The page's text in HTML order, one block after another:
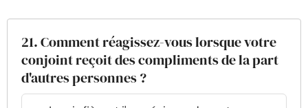
21. Comment réagissez-vous lorsque votre
conjoint reçoit des compliments de la part
d'autres personnes ?